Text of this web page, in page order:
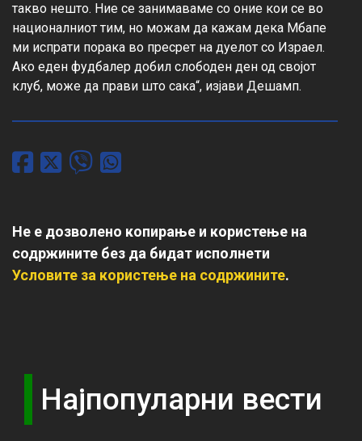
такво нешто. Ние се занимаваме со оние кои се во
националниот тим, но можам да кажам дека Мбапе
ми испрати порака во пресрет на дуелот со Израел.
Ако еден фудбалер добил слободен ден од својот
клуб, може да прави што сака“, изјави Дешамп.
Не е дозволено копирање и користење на
содржините без да бидат исполнети
Условите за користење на содржините.
Најпопуларни вести